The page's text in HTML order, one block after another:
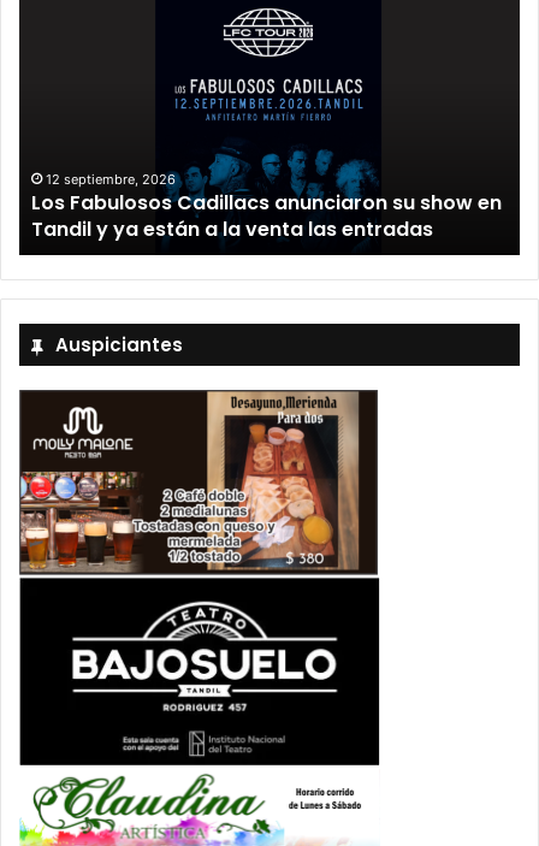
12 septiembre, 2026
Los Fabulosos Cadillacs anunciaron su show en
Tandil y ya están a la venta las entradas
Auspiciantes